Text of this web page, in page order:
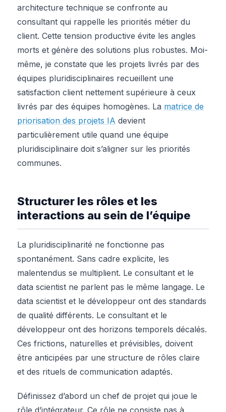
architecture technique se confronte au
consultant qui rappelle les priorités métier du
client. Cette tension productive évite les angles
morts et génère des solutions plus robustes. Moi-
même, je constate que les projets livrés par des
équipes pluridisciplinaires recueillent une
satisfaction client nettement supérieure à ceux
livrés par des équipes homogènes. La matrice de
priorisation des projets IA devient
particulièrement utile quand une équipe
pluridisciplinaire doit s’aligner sur les priorités
communes.
Structurer les rôles et les
interactions au sein de l’équipe
La pluridisciplinarité ne fonctionne pas
spontanément. Sans cadre explicite, les
malentendus se multiplient. Le consultant et le
data scientist ne parlent pas le même langage. Le
data scientist et le développeur ont des standards
de qualité différents. Le consultant et le
développeur ont des horizons temporels décalés.
Ces frictions, naturelles et prévisibles, doivent
être anticipées par une structure de rôles claire
et des rituels de communication adaptés.
Définissez d’abord un chef de projet qui joue le
rôle d’intégrateur. Ce rôle ne consiste pas à